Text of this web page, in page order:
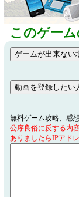
このゲー
無料ゲーム攻略、感
公序良俗に反する内
ありましたらIPアド